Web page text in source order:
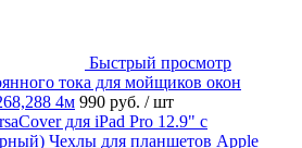
Быстрый просмотр
тока для мойщиков окон
4м 990 руб. / шт